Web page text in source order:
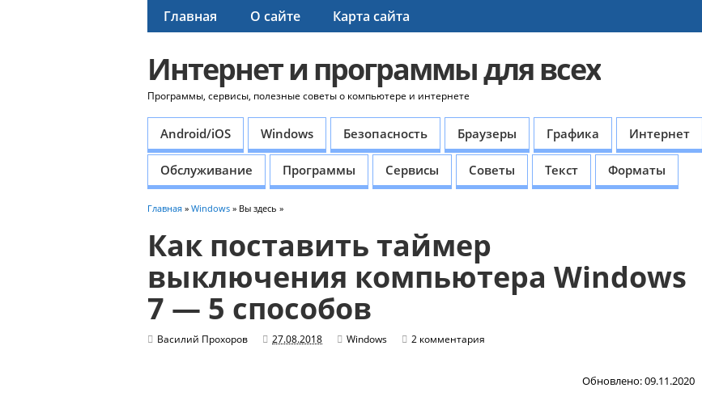
Главная О сайте Карта сайта
Интернет и программы для всех
Программы, сервисы, полезные советы о компьютере и интернете
Android/iOS Windows Безопасность Браузеры Графика Интернет
Обслуживание Программы Сервисы Советы Текст Форматы
Главная » Windows » Вы здесь »
Как поставить таймер
выключения компьютера Windows
7 — 5 способов
Василий Прохоров 27.08.2018 Windows 2 комментария
Обновлено: 09.11.2020